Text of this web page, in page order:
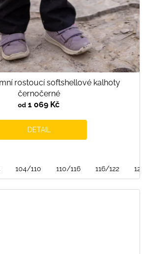
rostoucí softshellové kalhoty
černočerné
od 1 069 Kč
DETAIL
104/110 110/116 116/122 122/